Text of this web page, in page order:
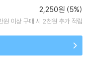
2,250원 (5%)
원 이상 구매 시 2천원 추가 적립